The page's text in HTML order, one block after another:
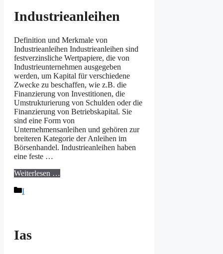
Industrieanleihen
Definition und Merkmale von
Industrieanleihen Industrieanleihen sind
festverzinsliche Wertpapiere, die von
Industrieunternehmen ausgegeben
werden, um Kapital für verschiedene
Zwecke zu beschaffen, wie z.B. die
Finanzierung von Investitionen, die
Umstrukturierung von Schulden oder die
Finanzierung von Betriebskapital. Sie
sind eine Form von
Unternehmensanleihen und gehören zur
breiteren Kategorie der Anleihen im
Börsenhandel. Industrieanleihen haben
eine feste …
Weiterlesen …
Kategorien
I
Ias